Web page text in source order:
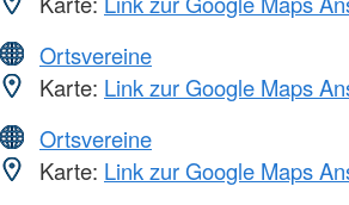
Ortsvereine
Karte: Link zur Google Maps
Ortsvereine
Karte: Link zur Google Maps